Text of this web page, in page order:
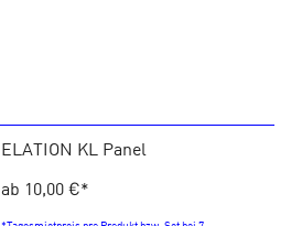
ELATION KL Panel
ab 10,00 €*